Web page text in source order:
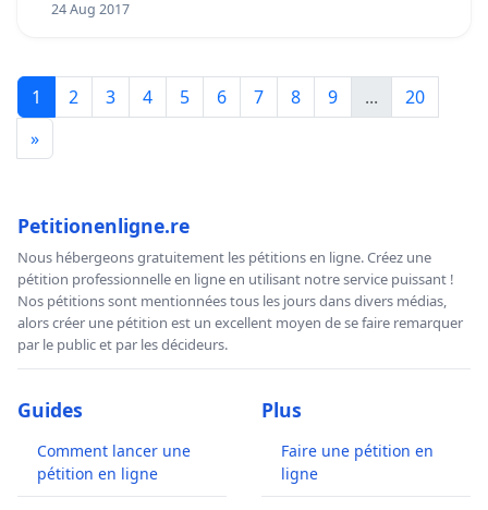
24 Aug 2017
1 2 3 4 5 6 7 8 9 ...
20
»
Petitionenligne.re
Nous hébergeons gratuitement les pétitions en ligne. Créez une
pétition professionnelle en ligne en utilisant notre service puissant !
Nos pétitions sont mentionnées tous les jours dans divers médias,
alors créer une pétition est un excellent moyen de se faire remarquer
par le public et par les décideurs.
Guides
Comment lancer une
pétition en ligne
Plus
Faire une pétition en
ligne